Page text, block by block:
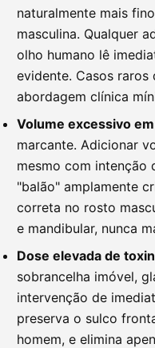
naturalmente mais
masculina. Qualquer
olho humano lê
evidente. Casos
abordagem clínica
Volume excessivo
marcante. Adicionar
mesmo com
"balão" amplamente
correta no rosto
e mandibular, nunca
Dose elevada de
sobrancelha imóvel,
intervenção de
preserva o sulco
homem, e elimina